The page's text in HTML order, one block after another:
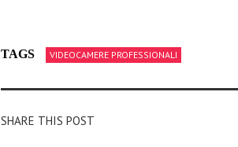
TAGS VIDEOCAMERE PROFESSIONALI
SHARE THIS POST